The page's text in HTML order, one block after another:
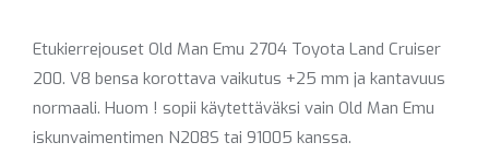
Etukierrejouset Old Man Emu 2704 Toyota Land Cruiser
200. V8 bensa korottava vaikutus +25 mm ja kantavuus
normaali. Huom ! sopii käytettäväksi vain Old Man Emu
iskunvaimentimen N208S tai 91005 kanssa.